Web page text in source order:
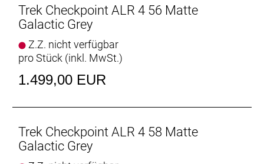
- Kraftvolle mechanische Scheibenbremsen bringen
dich unter allen Bedingungen effektiv zum Stehen.
Neue progressive Geometrie
Dynamisches, agiles Handling, das auch auf
holprigen Abfahrten durch hohe Stabilität und
Kontrolle überzeugt.
Dank großer Reifenfreiheit kannst du dickere Reifen
(700 x 45 mm oder 27.5 x 2.1") aufziehen – einfach
perfekt für groben Schotter und ruppiges Terrain.
Trek Checkpoint ALR 4 56 Matte
Galactic Grey
Z.Z. nicht verfügbar
pro Stück (inkl. MwSt.)
1.499,00 EUR
Trek Checkpoint ALR 4 58 Matte
Galactic Grey